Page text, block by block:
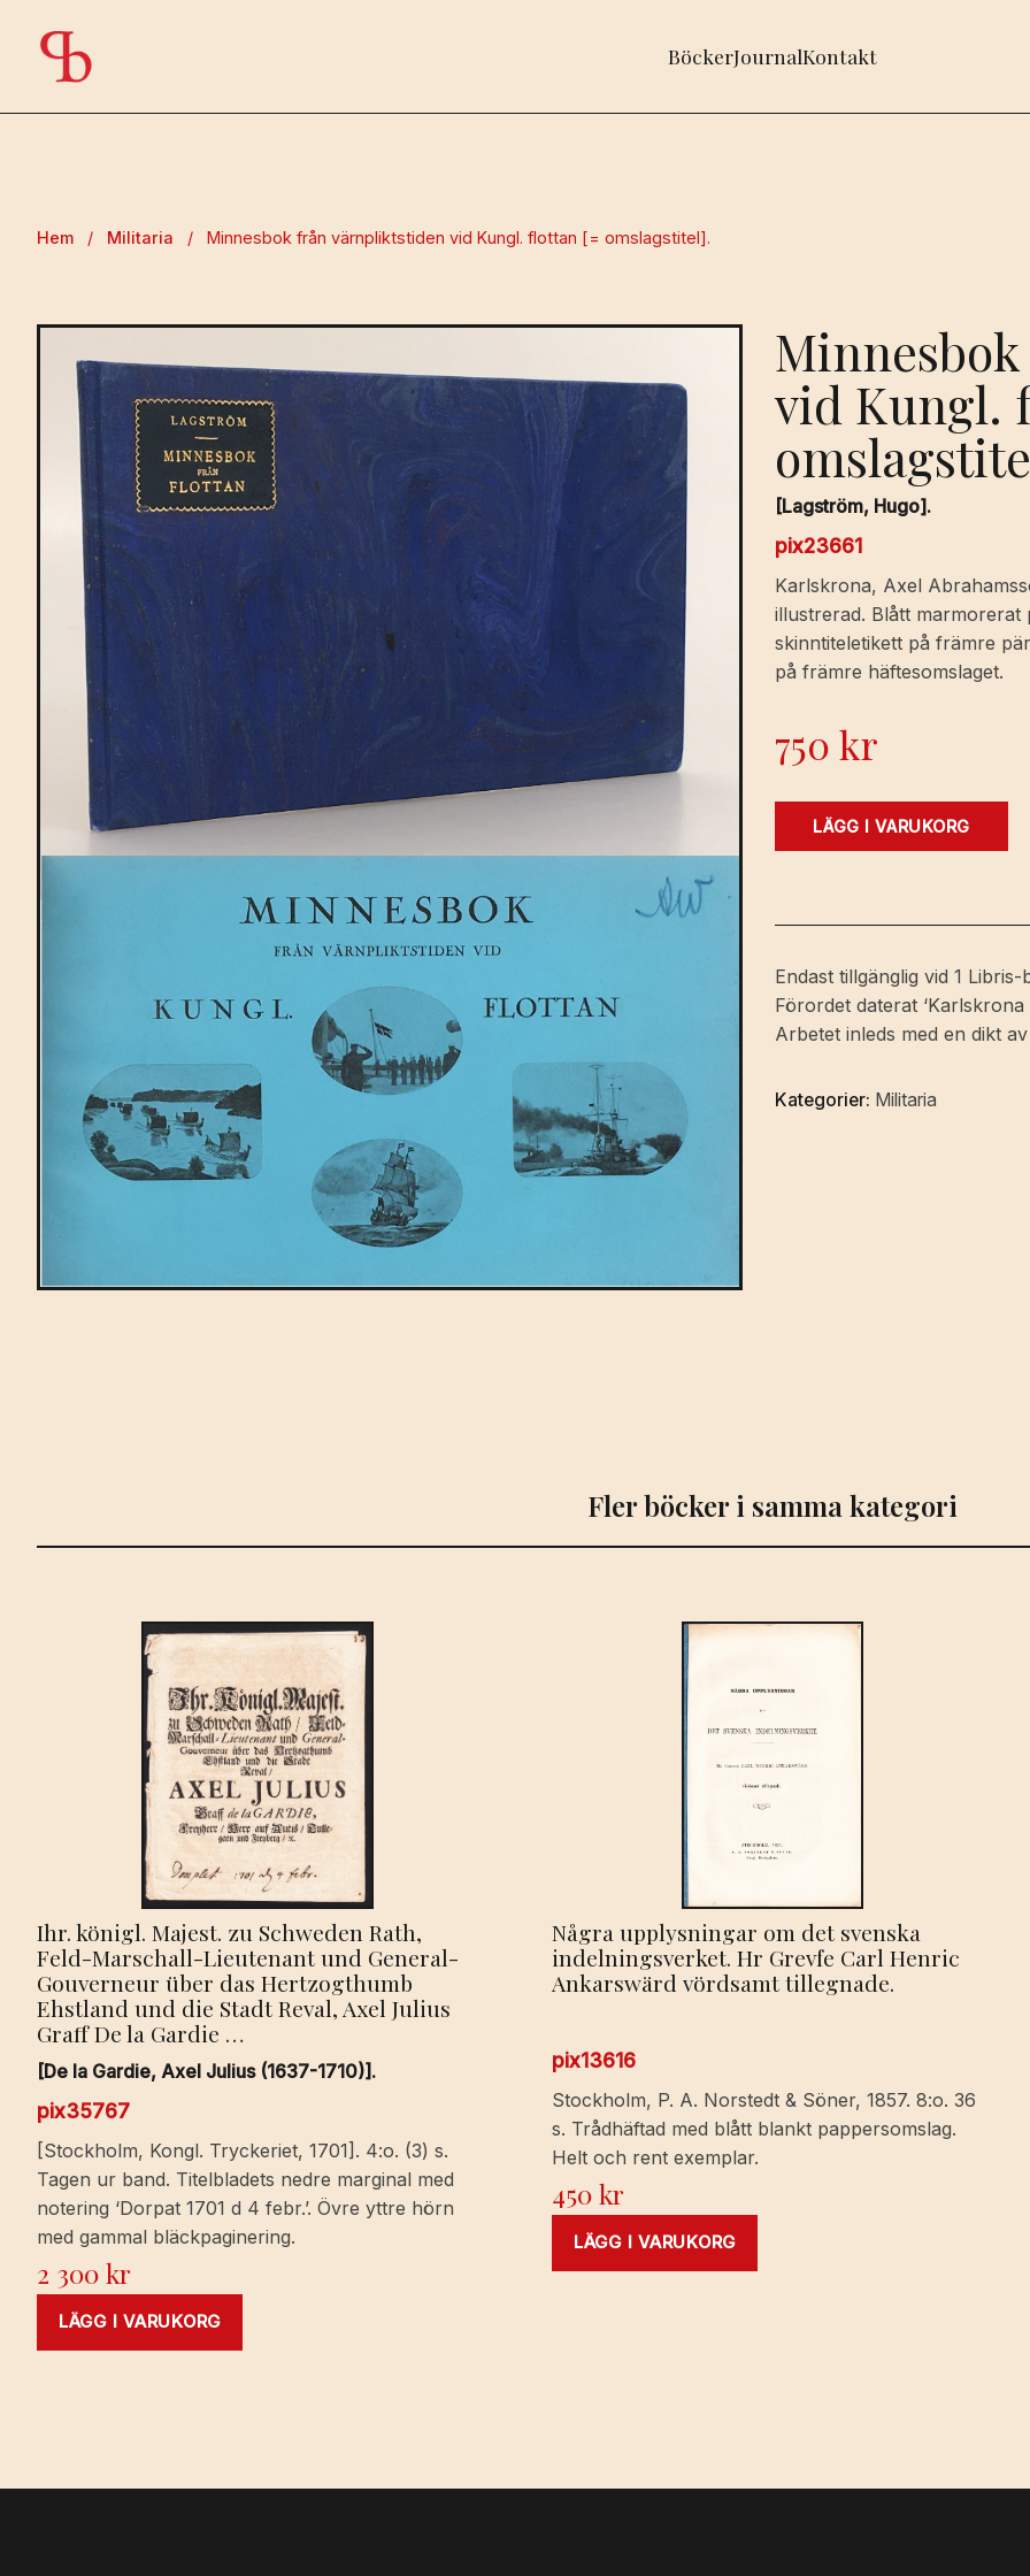
BöckerJournalKontakt
Hem / Militaria / Minnesbok från värnpliktstiden vid Kungl. flottan [= omslagstitel].
vid Kungl.
[Lagström, Hugo].
pix23661
Karlskrona, Axel
illustrerad. Blått marmorerat
skinntiteletikett på främre
på främre häftesomslaget.
750kr
Minnesbok
Kungl.
[=
omslagstitel].
mängd
LÄGG I VARUKORG
Endast tillgänglig vid 1
Förordet daterat ‘Karlskrona
Arbetet inleds med en dikt
Kategorier: Militaria
Fler böcker i samma kategori
Ihr. königl. Majest. zu Schweden Rath,
Feld-Marschall-Lieutenant und General-
Gouverneur über das Hertzogthumb
Ehstland und die Stadt Reval, Axel Julius
Graff De la Gardie …
[De la Gardie, Axel Julius (1637-1710)].
pix35767
[Stockholm, Kongl. Tryckeriet, 1701]. 4:o. (3) s.
Tagen ur band. Titelbladets nedre marginal med
notering ‘Dorpat 1701 d 4 febr.’. Övre yttre hörn
med gammal bläckpaginering.
2 300kr
LÄGG I VARUKORG
Några upplysningar om det svenska
indelningsverket. Hr Grevfe Carl Henric
Ankarswärd vördsamt tillegnade.
pix13616
Stockholm, P. A. Norstedt & Söner, 1857. 8:o. 36
s. Trådhäftad med blått blankt pappersomslag.
Helt och rent exemplar.
450kr
LÄGG I VARUKORG